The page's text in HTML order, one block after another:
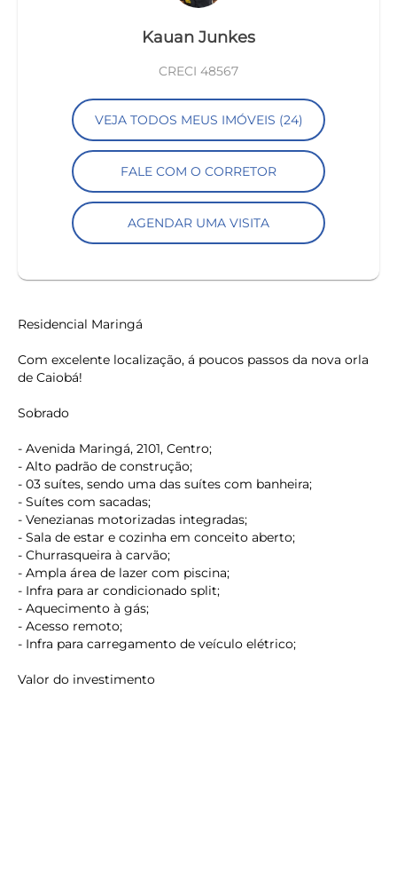
Kauan Junkes
CRECI 48567
VEJA TODOS MEUS IMÓVEIS (24)
FALE COM O CORRETOR
AGENDAR UMA VISITA
keyboard_backspace
Residencial Maringá
Com excelente localização, á poucos passos da nova orla
de Caiobá!
Sobrado
- Avenida Maringá, 2101, Centro;
- Alto padrão de construção;
- 03 suítes, sendo uma das suítes com banheira;
- Suítes com sacadas;
- Venezianas motorizadas integradas;
- Sala de estar e cozinha em conceito aberto;
- Churrasqueira à carvão;
- Ampla área de lazer com piscina;
- Infra para ar condicionado split;
- Aquecimento à gás;
- Acesso remoto;
- Infra para carregamento de veículo elétrico;
Valor do investimento